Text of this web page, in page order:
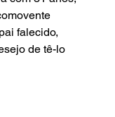
falecido,
de tê-lo